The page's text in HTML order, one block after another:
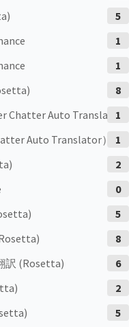
5
1
1
8
Chatter Auto Translator)
1
Auto Translator）
1
2
0
5
8
訳 (Rosetta)
6
2
5